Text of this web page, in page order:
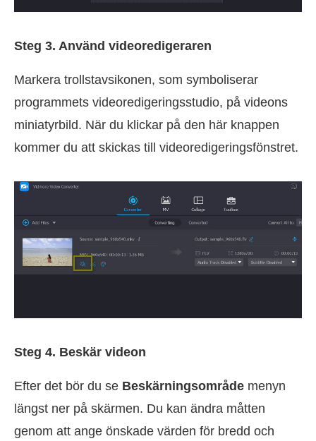
Steg 3. Använd videoredigeraren
Markera trollstavsikonen, som symboliserar
programmets videoredigeringsstudio, på videons
miniatyrbild. När du klickar på den här knappen
kommer du att skickas till videoredigeringsfönstret.
Steg 4. Beskär videon
Efter det bör du se Beskärningsområde menyn
längst ner på skärmen. Du kan ändra måtten
genom att ange önskade värden för bredd och